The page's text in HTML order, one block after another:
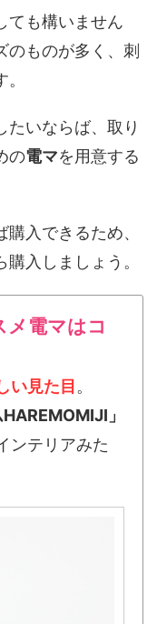
ても構いません
のものが多く、刺
たいならば、取り
の電マを用意する
入できるため、
入しましょう。
メ電マはコ
い見た目 。
」
ンテリアみた